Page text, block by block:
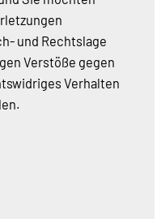
und Rechtslage
Verstöße gegen
Verhalten